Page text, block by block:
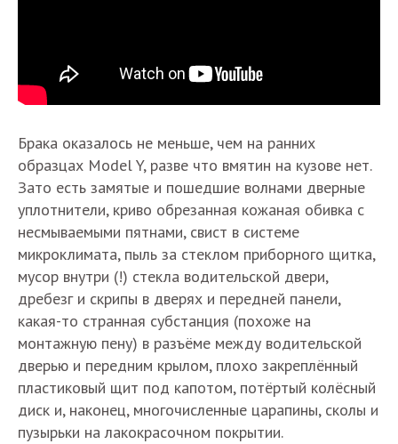
Брака оказалось не меньше, чем на ранних
образцах Model Y, разве что вмятин на кузове нет.
Зато есть замятые и пошедшие волнами дверные
уплотнители, криво обрезанная кожаная обивка с
несмываемыми пятнами, свист в системе
микроклимата, пыль за стеклом приборного щитка,
мусор внутри (!) стекла водительской двери,
дребезг и скрипы в дверях и передней панели,
какая-то странная субстанция (похоже на
монтажную пену) в разъёме между водительской
дверью и передним крылом, плохо закреплённый
пластиковый щит под капотом, потёртый колёсный
диск и, наконец, многочисленные царапины, сколы и
пузырьки на лакокрасочном покрытии.